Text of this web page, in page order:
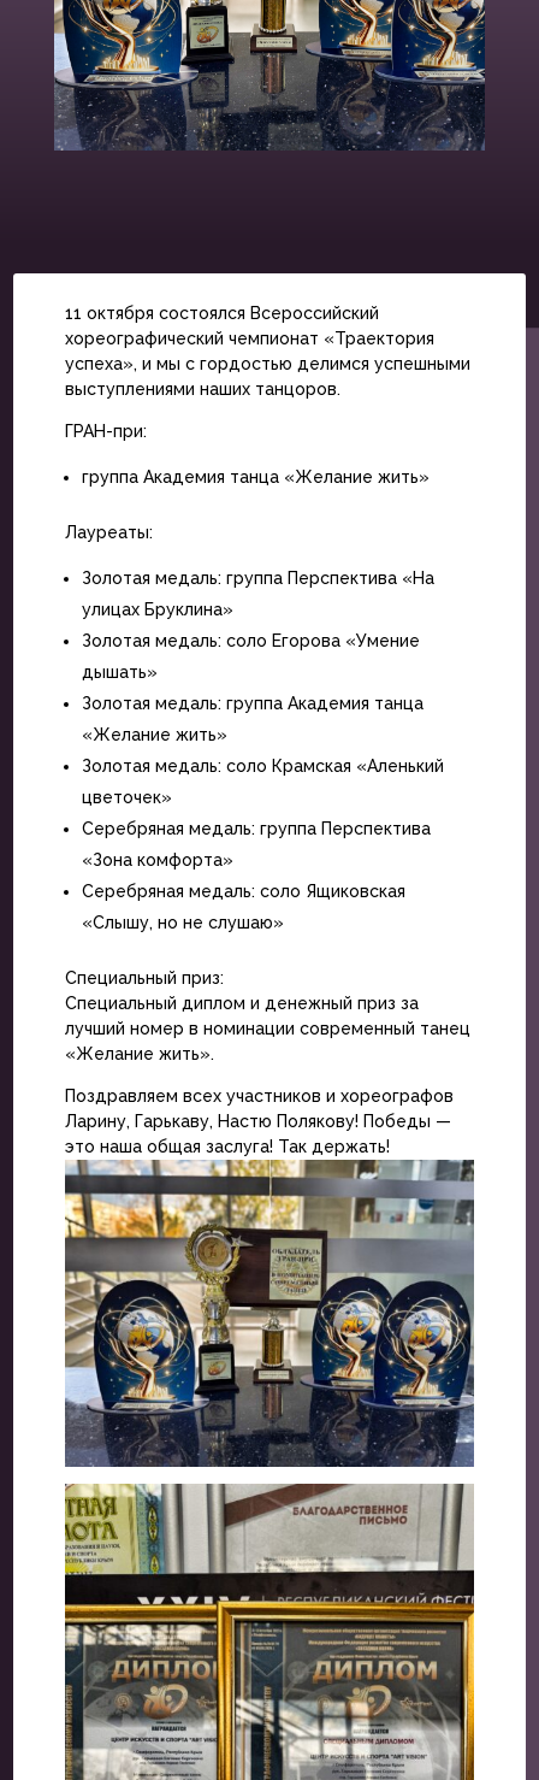
11 октября состоялся Всероссийский
хореографический чемпионат «Траектория
успеха», и мы с гордостью делимся успешными
выступлениями наших танцоров.
ГРАН-при:
группа Академия танца «Желание жить»
Лауреаты:
Золотая медаль: группа Перспектива «На
улицах Бруклина»
Золотая медаль: соло Егорова «Умение
дышать»
Золотая медаль: группа Академия танца
«Желание жить»
Золотая медаль: соло Крамская «Аленький
цветочек»
Серебряная медаль: группа Перспектива
«Зона комфорта»
Серебряная медаль: соло Ящиковская
«Слышу, но не слушаю»
Специальный приз:
Специальный диплом и денежный приз за
лучший номер в номинации современный танец
«Желание жить».
Поздравляем всех участников и хореографов
Ларину, Гарькаву, Настю Полякову! Победы —
это наша общая заслуга! Так держать!